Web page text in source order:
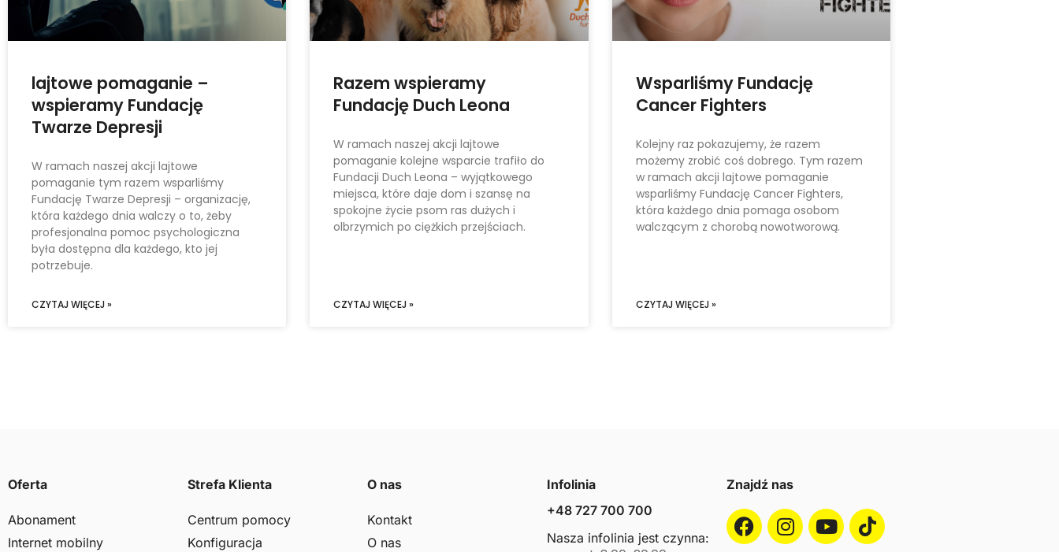
lajtowe pomaganie –
wspieramy Fundację
Twarze Depresji
W ramach naszej akcji lajtowe
pomaganie tym razem wsparliśmy
Fundację Twarze Depresji – organizację,
która każdego dnia walczy o to, żeby
profesjonalna pomoc psychologiczna
była dostępna dla każdego, kto jej
potrzebuje.
CZYTAJ WIĘCEJ »
Razem wspieramy
Fundację Duch Leona
W ramach naszej akcji lajtowe
pomaganie kolejne wsparcie trafiło do
Fundacji Duch Leona – wyjątkowego
miejsca, które daje dom i szansę na
spokojne życie psom ras dużych i
olbrzymich po ciężkich przejściach.
CZYTAJ WIĘCEJ »
Wsparliśmy Fundację
Cancer Fighters
Kolejny raz pokazujemy, że razem
możemy zrobić coś dobrego. Tym razem
w ramach akcji lajtowe pomaganie
wsparliśmy Fundację Cancer Fighters,
która każdego dnia pomaga osobom
walczącym z chorobą nowotworową.
CZYTAJ WIĘCEJ »
Oferta
Abonament
Internet mobilny
Strefa Klienta
Centrum pomocy
Konfiguracja
O nas
Kontakt
O nas
Infolinia
+48 727 700 700
Nasza infolinia jest czynna:
Znajdź nas